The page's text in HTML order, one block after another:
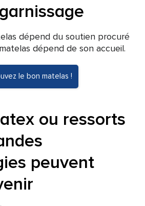
dépend du soutien procuré
dépend de son accueil.
le bon matelas !
ou ressorts
peuvent